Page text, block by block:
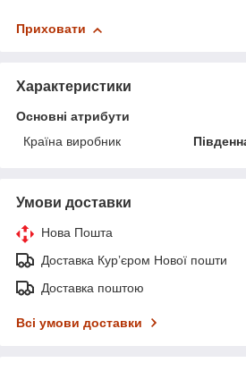
Приховати
Характеристики
Основні атрибути
Країна виробник
Умови доставки
Нова Пошта
Доставка Курʼєром Нової пошти
Доставка поштою
Всі умови доставки